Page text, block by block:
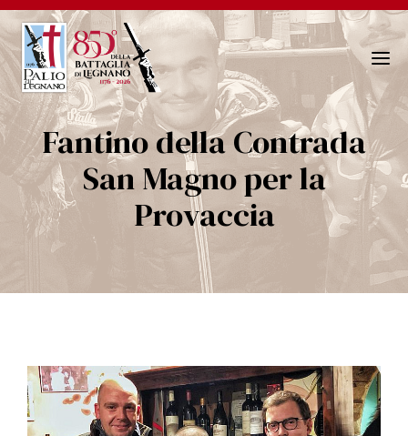
N
a
v
g
a
o
n
e
Fantino della Contrada
San Magno per la
Provaccia